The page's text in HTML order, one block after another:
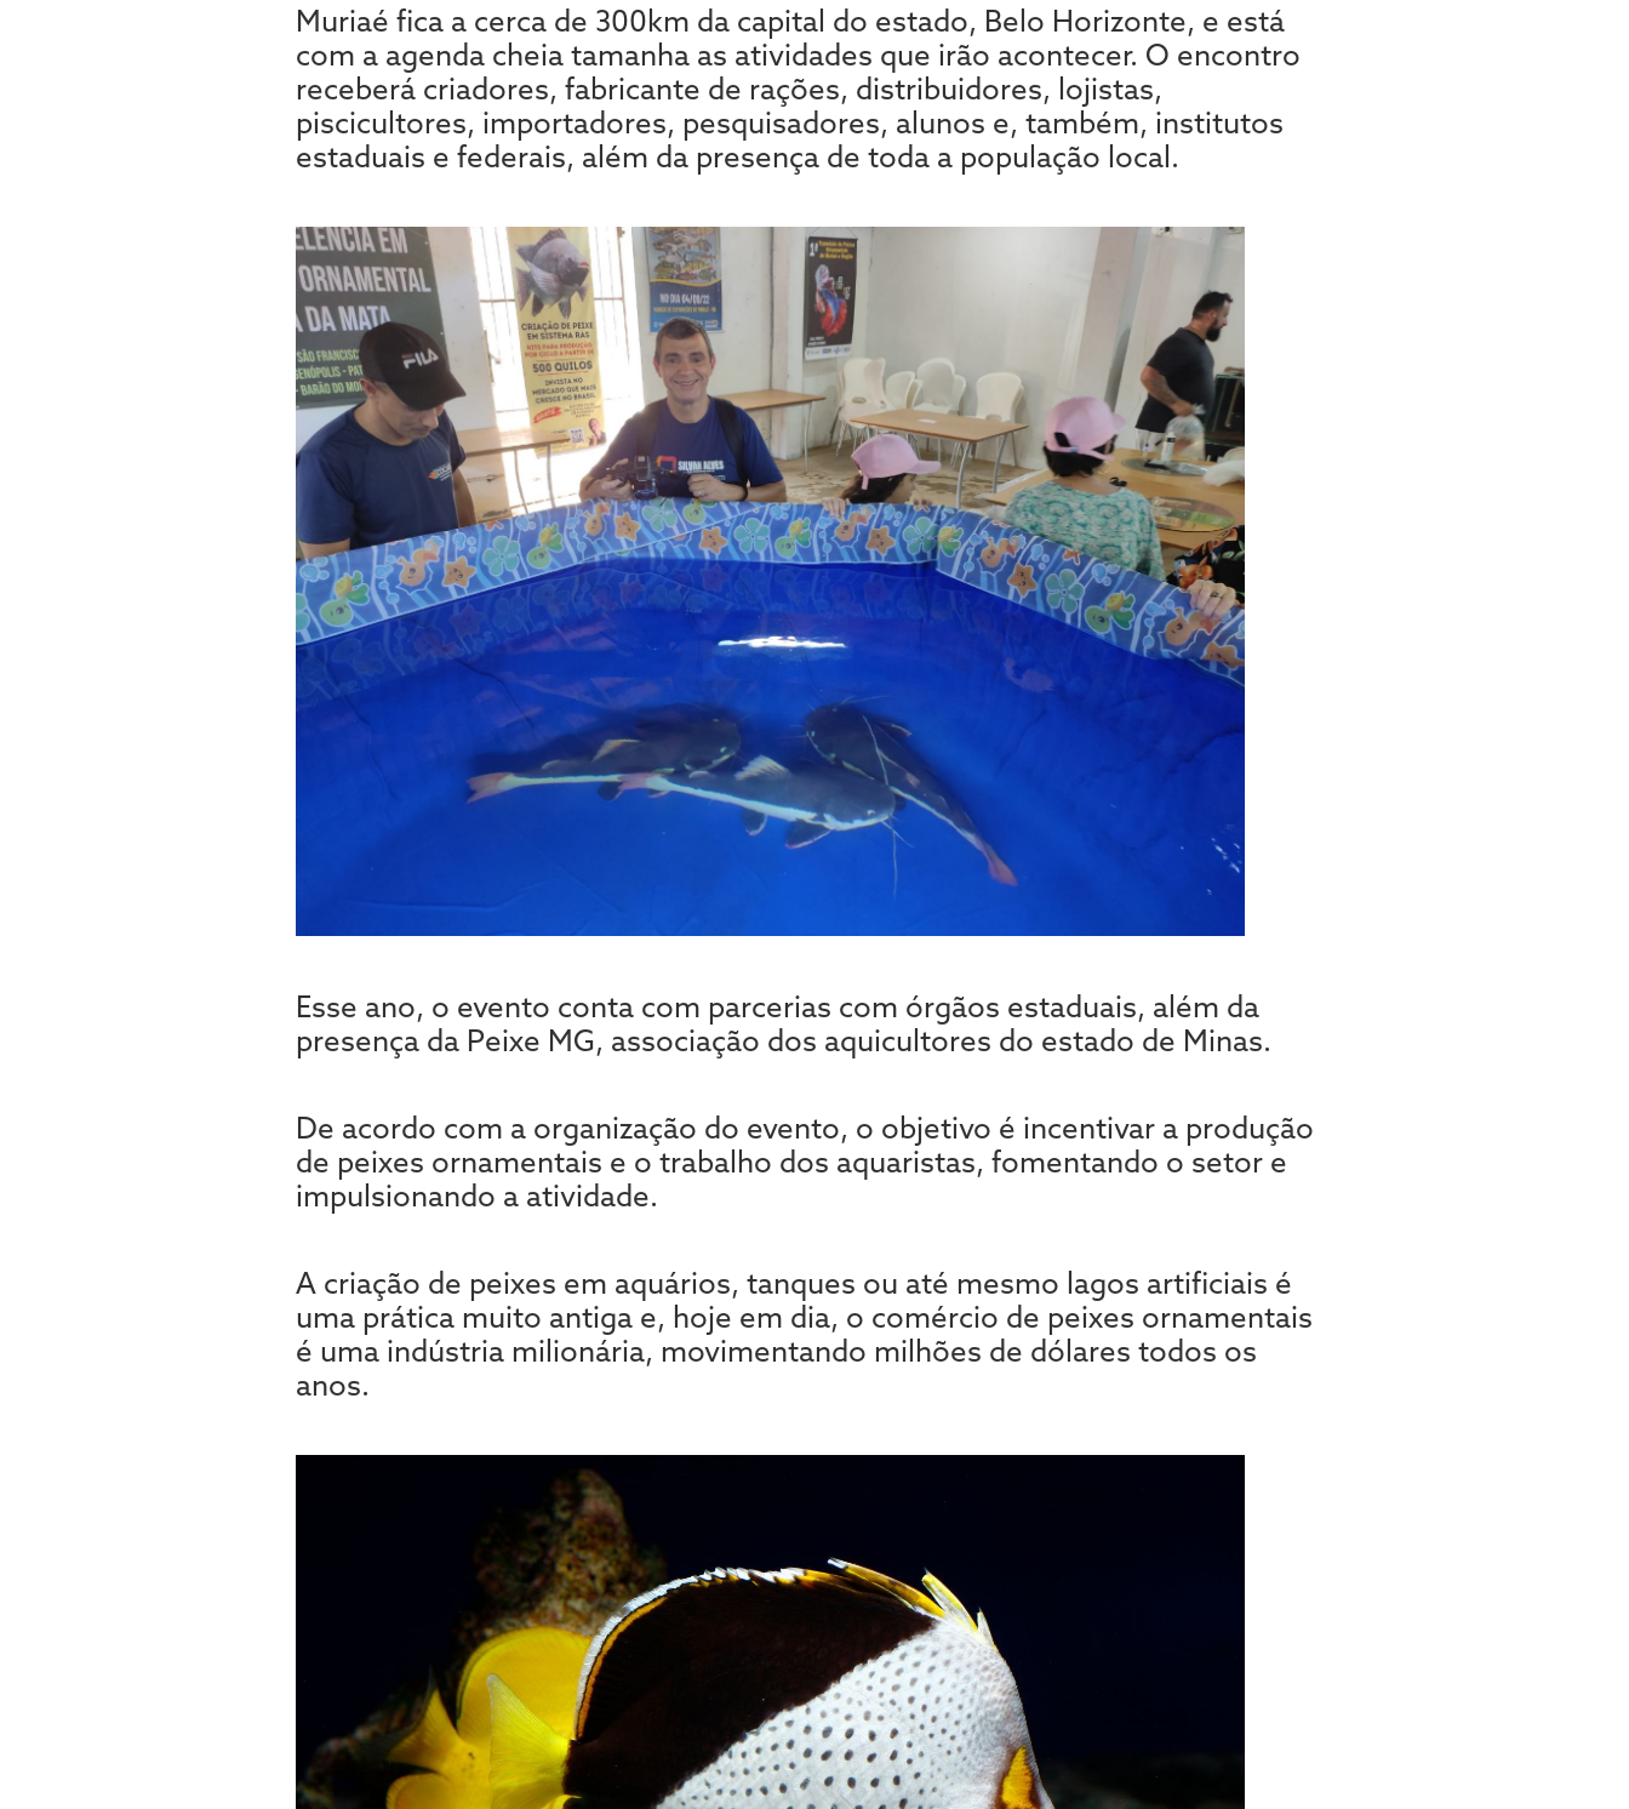
Muriaé fica a cerca de 300km da capital do estado, Belo Horizonte, e está
com a agenda cheia tamanha as atividades que irão acontecer. O encontro
receberá criadores, fabricante de rações, distribuidores, lojistas,
piscicultores, importadores, pesquisadores, alunos e, também, institutos
estaduais e federais, além da presença de toda a população local.
Esse ano, o evento conta com parcerias com órgãos estaduais, além da
presença da Peixe MG, associação dos aquicultores do estado de Minas.
De acordo com a organização do evento, o objetivo é incentivar a produção
de peixes ornamentais e o trabalho dos aquaristas, fomentando o setor e
impulsionando a atividade.
A criação de peixes em aquários, tanques ou até mesmo lagos artificiais é
uma prática muito antiga e, hoje em dia, o comércio de peixes ornamentais
é uma indústria milionária, movimentando milhões de dólares todos os
anos.